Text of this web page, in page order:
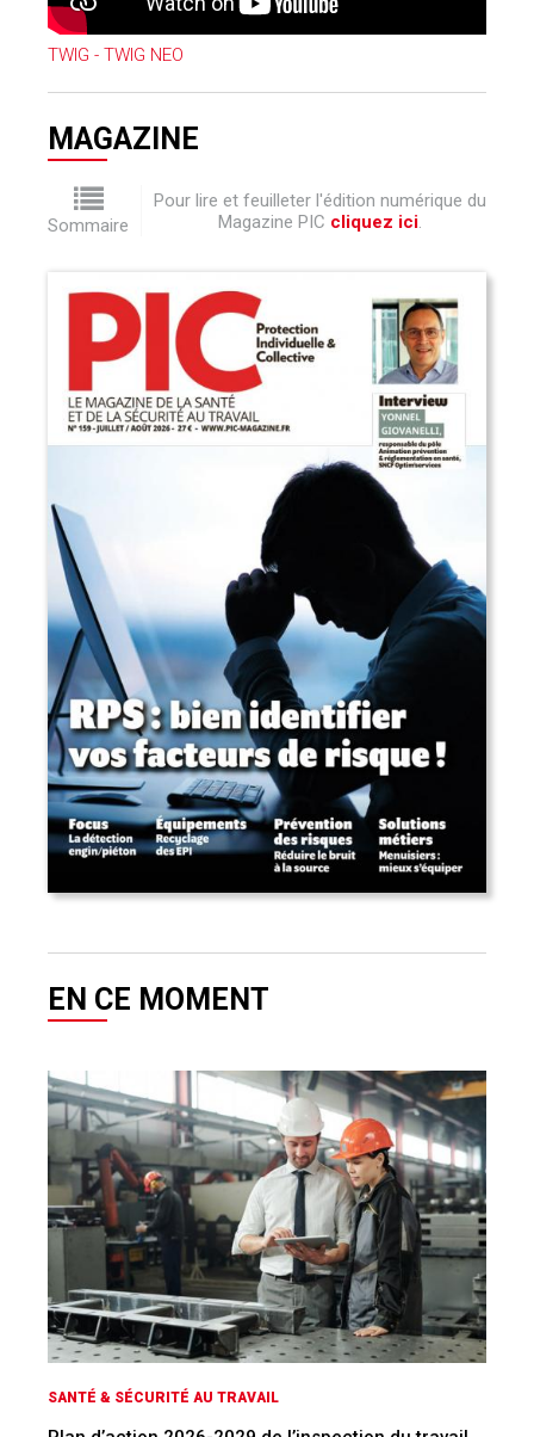
Sommaire
Pour lire et feuilleter l'édition numérique du
Magazine PICcliquez ici.
EN CE MOMENT
SANTÉ & SÉCURITÉ AU TRAVAIL
Plan d’action 2026-2029 de l’inspection du travail
SANTÉ & SÉCURITÉ AU TRAVAIL
Jeunes travailleurs et bonnes pratiques
EPI - EPC